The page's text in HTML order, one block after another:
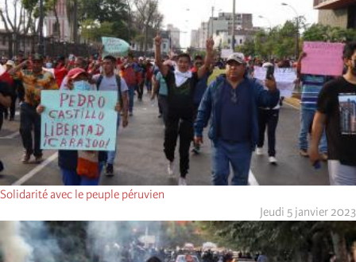
Solidarité avec le peuple péruvien
Jeudi 5 janvier 2023